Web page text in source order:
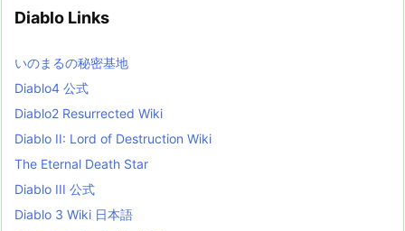
e
i
s
t
Diablo Links
いのまるの秘密基地
Diablo4 公式
Diablo2 Resurrected Wiki
Diablo II: Lord of Destruction Wiki
The Eternal Death Star
Diablo III 公式
Diablo 3 Wiki 日本語